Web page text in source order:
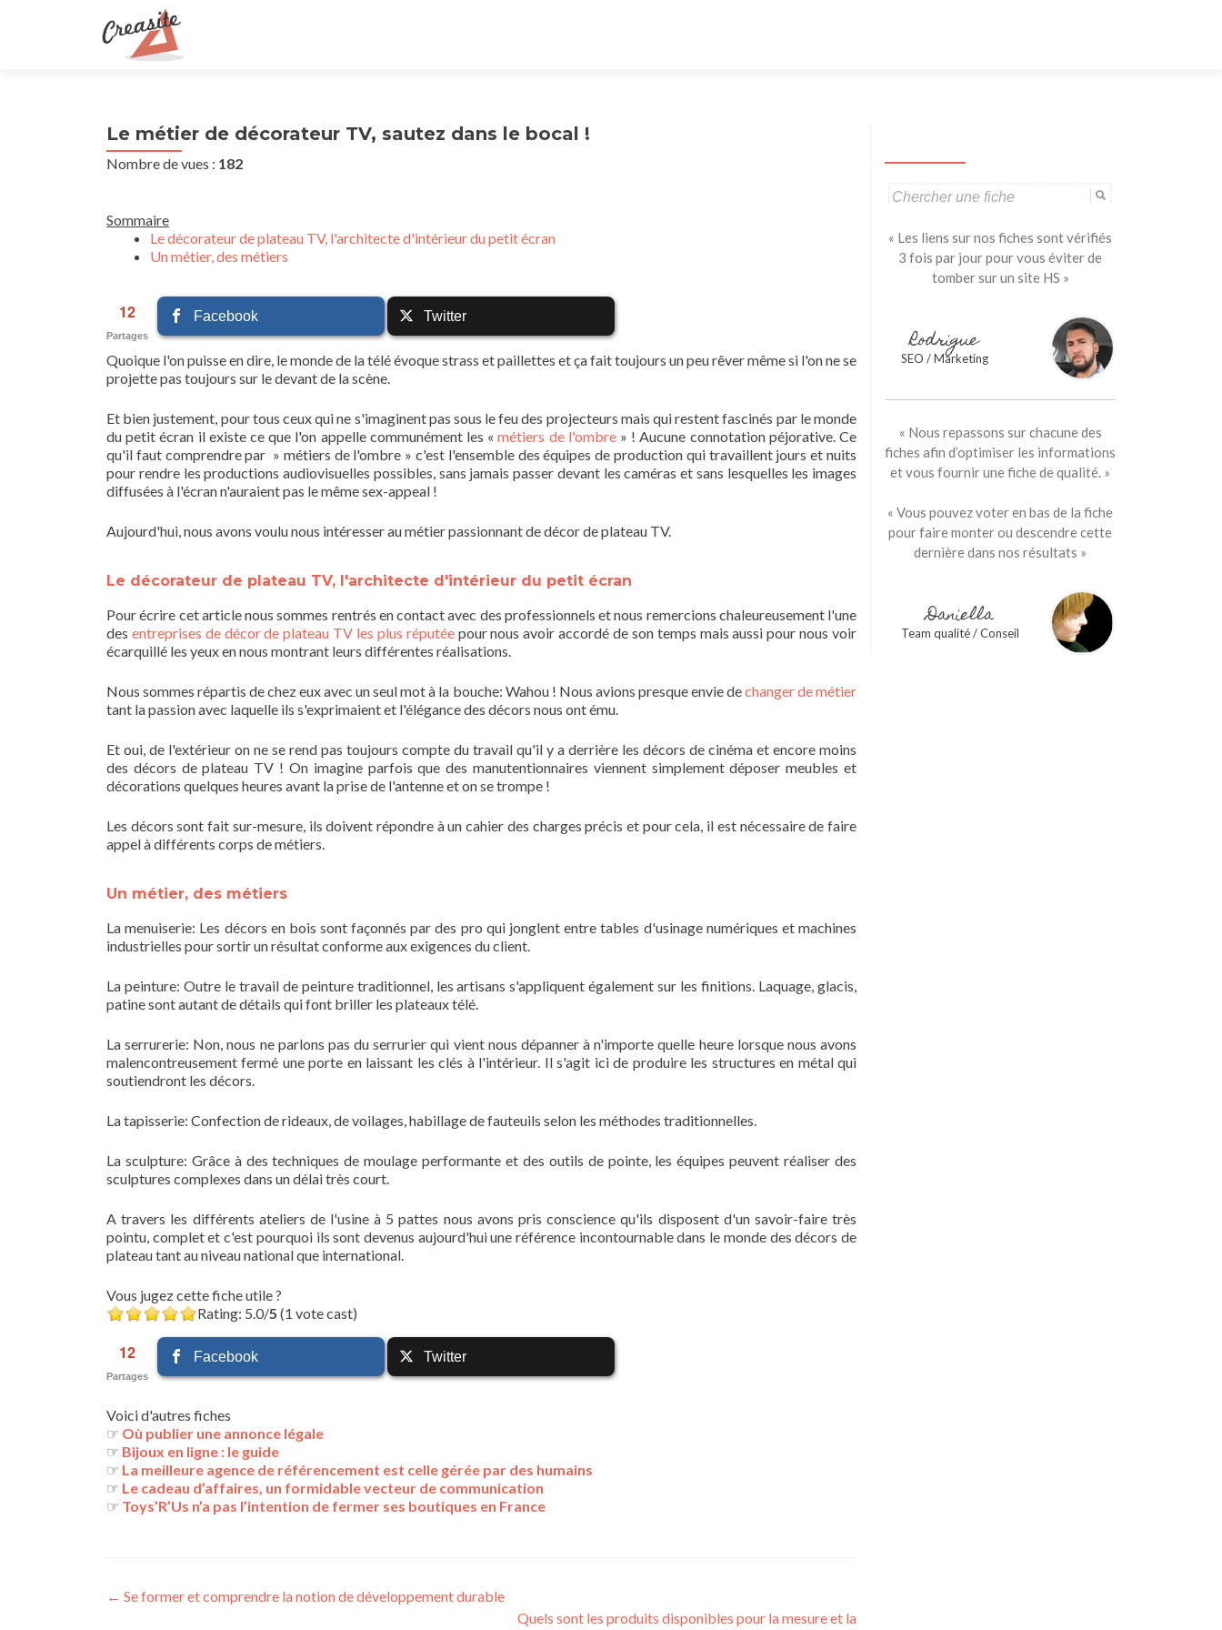
Le métier de décorateur TV, sautez dans le bocal !
Nombre de vues : 182
Sommaire
Le décorateur de plateau TV, l'architecte d'intérieur du petit écran
Un métier, des métiers
12
Partages
Facebook Twitter
Quoique l'on puisse en dire, le monde de la télé évoque strass et paillettes et ça fait toujours un peu rêver même si l'on ne se
projette pas toujours sur le devant de la scène.
Et bien justement, pour tous ceux qui ne s'imaginent pas sous le feu des projecteurs mais qui restent fascinés par le monde
du petit écran il existe ce que l'on appelle communément les «métiers de l'ombre» ! Aucune connotation péjorative. Ce
qu'il faut comprendre par » métiers de l'ombre » c'est l'ensemble des équipes de production qui travaillent jours et nuits
pour rendre les productions audiovisuelles possibles, sans jamais passer devant les caméras et sans lesquelles les images
diffusées à l'écran n'auraient pas le même sex-appeal !
Aujourd'hui, nous avons voulu nous intéresser au métier passionnant de décor de plateau TV.
Le décorateur de plateau TV, l'architecte d'intérieur du petit écran
Pour écrire cet article nous sommes rentrés en contact avec des professionnels et nous remercions chaleureusement l'une
des entreprises de décor de plateau TV les plus réputéepour nous avoir accordé de son temps mais aussi pour nous voir
écarquillé les yeux en nous montrant leurs différentes réalisations.
Nous sommes répartis de chez eux avec un seul mot à la bouche: Wahou ! Nous avions presque envie dechanger de métier
tant la passion avec laquelle ils s'exprimaient et l'élégance des décors nous ont ému.
Et oui, de l'extérieur on ne se rend pas toujours compte du travail qu'il y a derrière les décors de cinéma et encore moins
des décors de plateau TV ! On imagine parfois que des manutentionnaires viennent simplement déposer meubles et
décorations quelques heures avant la prise de l'antenne et on se trompe !
Les décors sont fait sur-mesure, ils doivent répondre à un cahier des charges précis et pour cela, il est nécessaire de faire
appel à différents corps de métiers.
Un métier, des métiers
La menuiserie: Les décors en bois sont façonnés par des pro qui jonglent entre tables d'usinage numériques et machines
industrielles pour sortir un résultat conforme aux exigences du client.
La peinture: Outre le travail de peinture traditionnel, les artisans s'appliquent également sur les finitions. Laquage, glacis,
patine sont autant de détails qui font briller les plateaux télé.
La serrurerie: Non, nous ne parlons pas du serrurier qui vient nous dépanner à n'importe quelle heure lorsque nous avons
malencontreusement fermé une porte en laissant les clés à l'intérieur. Il s'agit ici de produire les structures en métal qui
soutiendront les décors.
La tapisserie: Confection de rideaux, de voilages, habillage de fauteuils selon les méthodes traditionnelles.
La sculpture: Grâce à des techniques de moulage performante et des outils de pointe, les équipes peuvent réaliser des
sculptures complexes dans un délai très court.
A travers les différents ateliers de l'usine à 5 pattes nous avons pris conscience qu'ils disposent d'un savoir-faire très
pointu, complet et c'est pourquoi ils sont devenus aujourd'hui une référence incontournable dans le monde des décors de
plateau tant au niveau national que international.
Vous jugez cette fiche utile ?
Rating: 5.0/5 (1 vote cast)
12
Partages
Facebook Twitter
Voici d'autres fiches
☞ Où publier une annonce légale
☞ Bijoux en ligne : le guide
☞ La meilleure agence de référencement est celle gérée par des humains
☞ Le cadeau d’affaires, un formidable vecteur de communication
☞ Toys’R’Us n’a pas l’intention de fermer ses boutiques en France
Navigation
← Se former et comprendre la notion de développement durable
Quels sont les produits disponibles pour la mesure et la
Search
« Les liens sur nos fiches sont vérifiés
3 fois par jour pour vous éviter de
tomber sur un site HS »
Rodrigue
SEO / Marketing
« Nous repassons sur chacune des
fiches afin d’optimiser les informations
et vous fournir une fiche de qualité. »
« Vous pouvez voter en bas de la fiche
pour faire monter ou descendre cette
dernière dans nos résultats »
Daniella
Team qualité / Conseil